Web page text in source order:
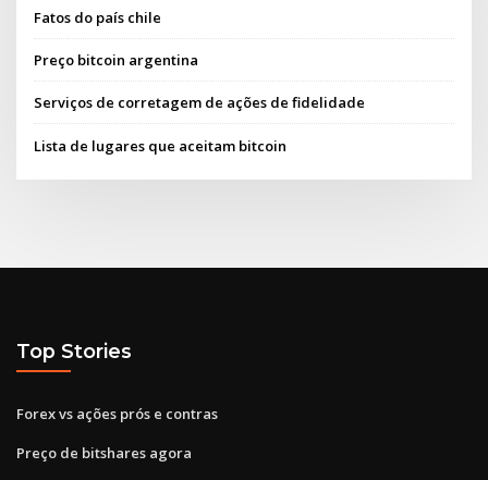
Fatos do país chile
Preço bitcoin argentina
Serviços de corretagem de ações de fidelidade
Lista de lugares que aceitam bitcoin
Top Stories
Forex vs ações prós e contras
Preço de bitshares agora